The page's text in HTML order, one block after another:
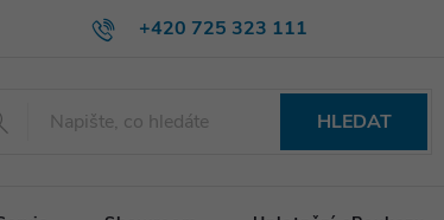
+420 725 323 111
HLEDAT